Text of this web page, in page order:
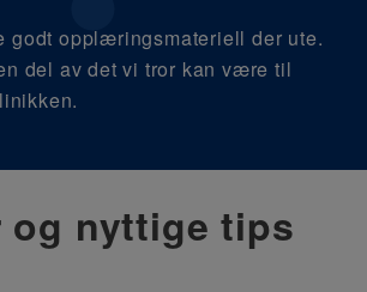
godt opplæringsmateriell der ute.
del av det vi tror kan være til
og nyttige tips